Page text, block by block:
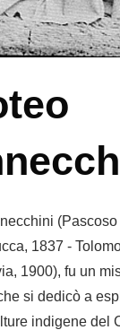
(Pascoso
1837 -
1900), fu un
si dedicò a
indigene del